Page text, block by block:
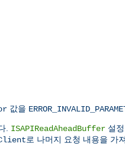
값을
. ISAPIReadAheadBuffer 설
로 나머지 요청 내용을 가